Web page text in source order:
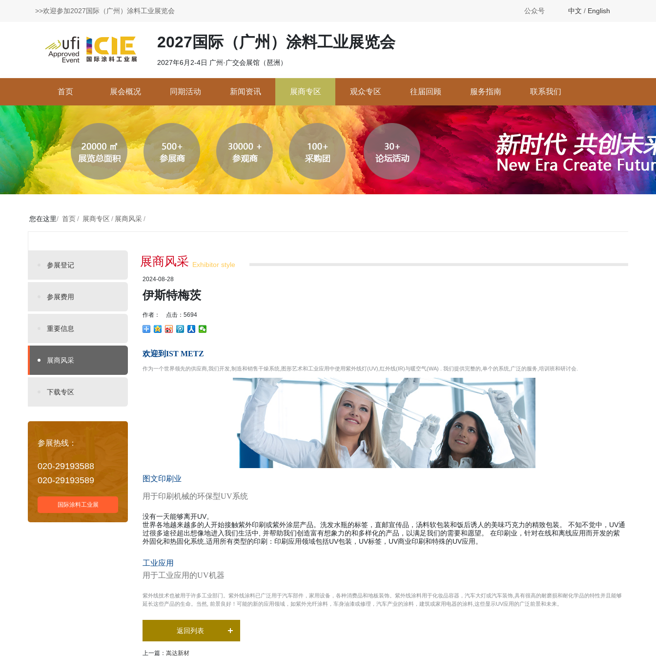
>>欢迎参加2027国际（广州）涂料工业展览会 公众号 中文 / English
2027国际（广州）涂料工业展览会
2027年6月2-4日 广州·广交会展馆（琶洲）
首页 展会概况 同期活动 新闻资讯 展商专区 观众专区 往届回顾 服务指南 联系我们
您在这里/ 首页/ 展商专区 / 展商风采/
参展登记
参展费用
重要信息
展商风采
下载专区
参展热线：
020-29193588
020-29193589
国际涂料工业展
展商风采 Exhibitor style
2024-08-28
伊斯特梅茨
作者： 点击：5694
欢迎到IST METZ
作为一个世界领先的供应商,我们开发,制造和销售干燥系统,图形艺术和工业应用中使用紫外线灯(UV),红外线(IR)与暖空气(WA) . 我们提供完整的,单个的系统,广泛的服务,培训班和研讨会.
图文印刷业
用于印刷机械的环保型UV系统
没有一天能够离开UV。
世界各地越来越多的人开始接触紫外印刷或紫外涂层产品。洗发水瓶的标签，直邮宣传品，汤料软包装和饭后诱人的美味巧克力的精致包装。 不知不觉中，UV通
过很多途径超出想像地进入我们生活中, 并帮助我们创造富有想象力的和多样化的产品，以满足我们的需要和愿望。 在印刷业，针对在线和离线应用而开发的紫
外固化和热固化系统,适用所有类型的印刷：印刷应用领域包括UV包装，UV标签，UV商业印刷和特殊的UV应用。
工业应用
用于工业应用的UV机器
紫外线技术也被用于许多工业部门。紫外线涂料已广泛用于汽车部件，家用设备，各种消费品和地板装饰。紫外线涂料用于化妆品容器，汽车大灯或汽车装饰,具有很高的耐磨损和耐化学品的特性并且能够
延长这些产品的生命。当然, 前景良好！可能的新的应用领域，如紫外光纤涂料，车身油漆或修理，汽车产业的涂料，建筑或家用电器的涂料,这些显示UV应用的广泛前景和未来。
返回列表
上一篇： 嵩达新材